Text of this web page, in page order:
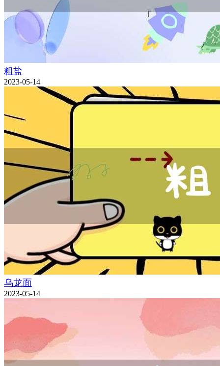
粗盐
2023-05-14
乌龙面
2023-05-14